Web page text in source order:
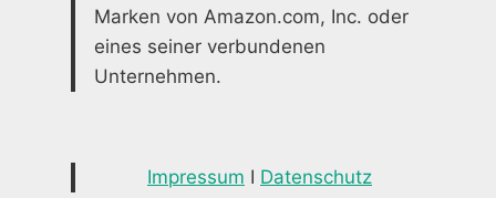
Marken von Amazon.com, Inc. oder
eines seiner verbundenen
Unternehmen.
Impressum I Datenschutz